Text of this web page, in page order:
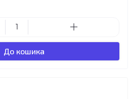
До кошика